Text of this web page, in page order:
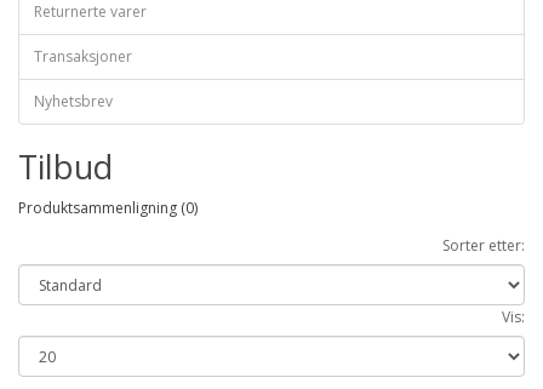
Returnerte varer
Transaksjoner
Nyhetsbrev
Tilbud
Produktsammenligning (0)
Sorter etter:
Vis: